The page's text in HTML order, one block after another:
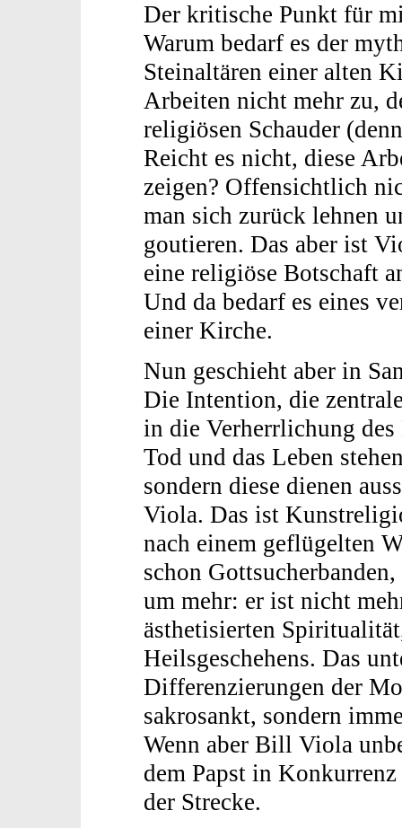
Der kritische Punkt für
Warum bedarf es der
Steinaltären einer alten
Arbeiten nicht mehr zu,
religiösen Schauder
Reicht es nicht, diese
zeigen? Offensichtlich
man sich zurück lehnen
goutieren. Das aber ist
eine religiöse Botschaft
Und da bedarf es eines
einer Kirche.
Nun geschieht aber in
Die Intention, die
in die Verherrlichung
Tod und das Leben
sondern diese dienen
Viola. Das ist
nach einem geflügelten
schon
um mehr: er ist nicht
ästhetisierten
Heilsgeschehens. Das
Differenzierungen der
sakrosankt, sondern
Wenn aber Bill Viola
dem Papst in
der Strecke.